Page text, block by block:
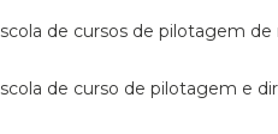
escola de cursos de pilotagem
escola de curso de pilotagem e